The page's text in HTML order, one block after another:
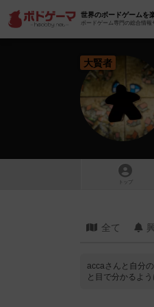
世界のボードゲームを
ボードゲーム専門の総合情報
大賢者
トップ
全て
accaさんと自分
と目で分かるよう